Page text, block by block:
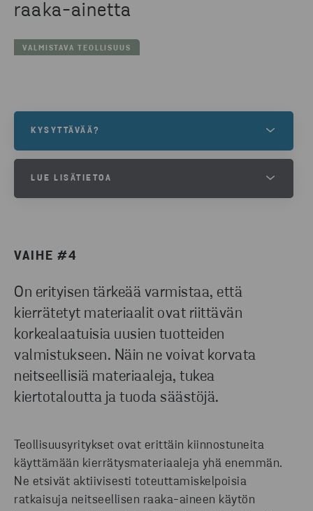
raaka-ainetta
VALMISTAVA TEOLLISUUS
VAIHE #4
On erityisen tärkeää varmistaa, että
kierrätetyt materiaalit ovat riittävän
korkealaatuisia uusien tuotteiden
valmistukseen. Näin ne voivat korvata
neitseellisiä materiaaleja, tukea
kiertotaloutta ja tuoda säästöjä.
Teollisuusyritykset ovat erittäin kiinnostuneita
käyttämään kierrätysmateriaaleja yhä enemmän.
Ne etsivät aktiivisesti toteuttamiskelpoisia
ratkaisuja neitseellisen raaka-aineen käytön
KYSYTTÄVÄÄ?
LUE LISÄTIETOA